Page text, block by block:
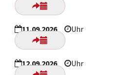
11.09.2026 Uhr
12.09.2026 Uhr